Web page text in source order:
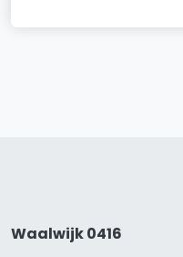
Waalwijk 0416